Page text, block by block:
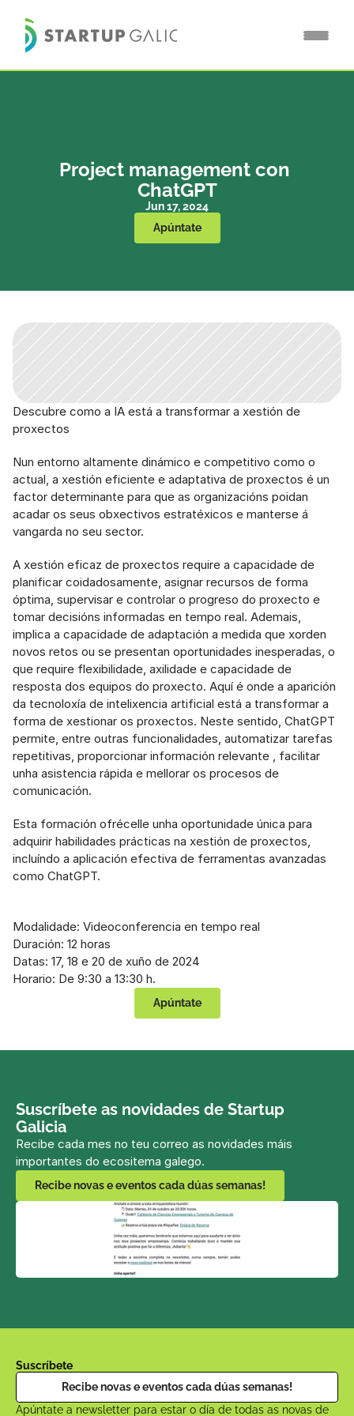
Project management con
ChatGPT
Jun 17, 2024
Apúntate
Descubre como a IA está a transformar a xestión de
proxectos
Nun entorno altamente dinámico e competitivo como o
actual, a xestión eficiente e adaptativa de proxectos é un
factor determinante para que as organizacións poidan
acadar os seus obxectivos estratéxicos e manterse á
vangarda no seu sector.
A xestión eficaz de proxectos require a capacidade de
planificar coidadosamente, asignar recursos de forma
óptima, supervisar e controlar o progreso do proxecto e
tomar decisións informadas en tempo real. Ademais,
implica a capacidade de adaptación a medida que xorden
novos retos ou se presentan oportunidades inesperadas, o
que require flexibilidade, axilidade e capacidade de
resposta dos equipos do proxecto. Aquí é onde a aparición
da tecnoloxía de intelixencia artificial está a transformar a
forma de xestionar os proxectos. Neste sentido, ChatGPT
permite, entre outras funcionalidades, automatizar tarefas
repetitivas, proporcionar información relevante , facilitar
unha asistencia rápida e mellorar os procesos de
comunicación.
Esta formación ofrécelle unha oportunidade única para
adquirir habilidades prácticas na xestión de proxectos,
incluíndo a aplicación efectiva de ferramentas avanzadas
como ChatGPT.
Modalidade: Videoconferencia en tempo real
Duración: 12 horas
Datas: 17, 18 e 20 de xuño de 2024
Horario: De 9:30 a 13:30 h.
Apúntate
Suscríbete as novidades de Startup
Galicia
Recibe cada mes no teu correo as novidades máis
importantes do ecositema galego.
Recibe novas e eventos cada dúas semanas!
Suscríbete
Recibe novas e eventos cada dúas semanas!
Apúntate a newsletter para estar o día de todas as novas de